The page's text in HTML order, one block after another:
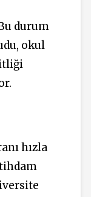
durum
okul
hızla